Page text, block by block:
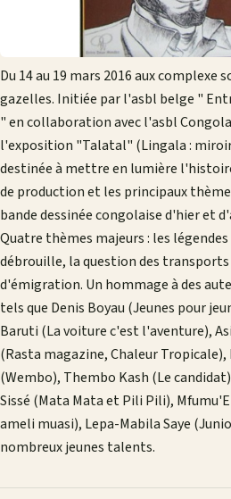
Du 14 au 19 mars 2016 aux complexe
gazelles. Initiée par l'asbl belge "
" en collaboration avec l'asbl
l'exposition "Talatal" (Lingala :
destinée à mettre en lumière
de production et les principaux
bande dessinée congolaise d'hier et
Quatre thèmes majeurs : les
débrouille, la question des
d'émigration. Un hommage à des
tels que Denis Boyau (Jeunes pour
Baruti (La voiture c'est l'aventure),
(Rasta magazine, Chaleur Tropicale),
(Wembo), Thembo Kash (Le
Sissé (Mata Mata et Pili Pili),
ameli muasi), Lepa-Mabila Saye
nombreux jeunes talents.